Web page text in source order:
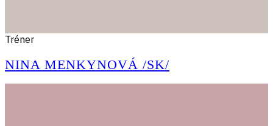
Tréner
NINA MENKYNOVÁ /SK/